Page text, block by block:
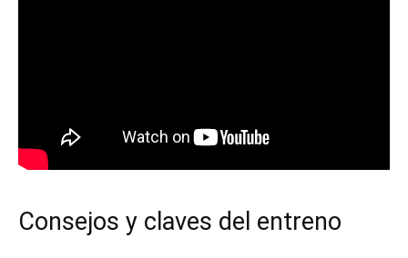
Consejos y claves del entreno